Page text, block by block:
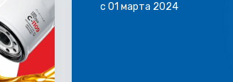
с 01 марта 2024